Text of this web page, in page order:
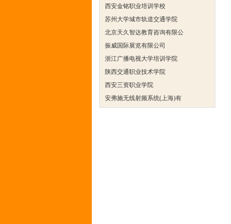
达诺巴特集团（中国）